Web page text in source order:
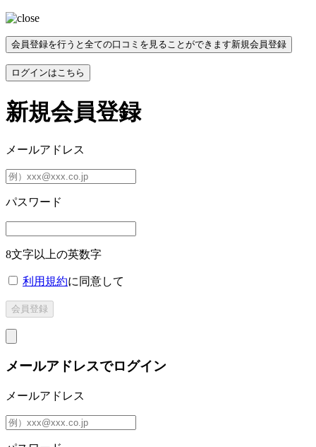
会員登録を行うと全ての口コミを見ることができます新規会員登録
ログインはこちら
新規会員登録
メールアドレス
パスワード
8文字以上の英数字
利用規約に同意して
メールアドレスでログイン
メールアドレス